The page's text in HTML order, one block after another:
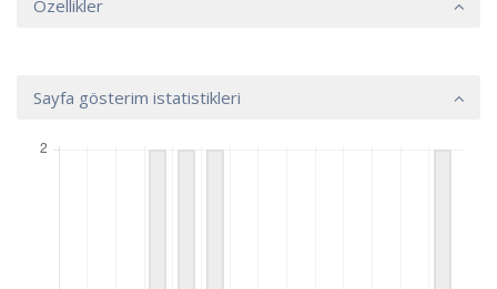
Özellikler
Sayfa gösterim istatistikleri